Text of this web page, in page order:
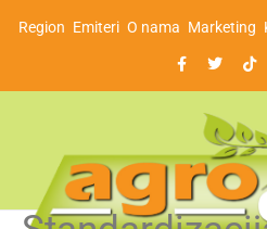
Region Emiteri O nama Marketing